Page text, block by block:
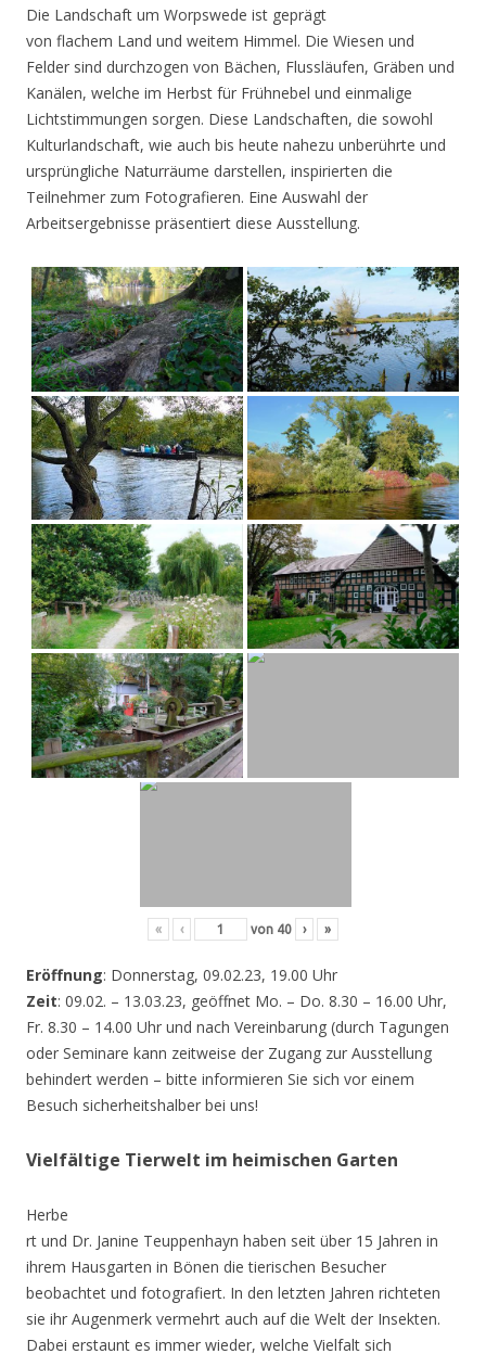
Die Landschaft um Worpswede ist geprägt
von flachem Land und weitem Himmel. Die Wiesen und
Felder sind durchzogen von Bächen, Flussläufen, Gräben und
Kanälen, welche im Herbst für Frühnebel und einmalige
Lichtstimmungen sorgen. Diese Landschaften, die sowohl
Kulturlandschaft, wie auch bis heute nahezu unberührte und
ursprüngliche Naturräume darstellen, inspirierten die
Teilnehmer zum Fotografieren. Eine Auswahl der
Arbeitsergebnisse präsentiert diese Ausstellung.
« ‹ von 40 › »
Eröffnung: Donnerstag, 09.02.23, 19.00 Uhr
Zeit: 09.02. – 13.03.23, geöffnet Mo. – Do. 8.30 – 16.00 Uhr,
Fr. 8.30 – 14.00 Uhr und nach Vereinbarung (durch Tagungen
oder Seminare kann zeitweise der Zugang zur Ausstellung
behindert werden – bitte informieren Sie sich vor einem
Besuch sicherheitshalber bei uns!
Vielfältige Tierwelt im heimischen Garten
Herbe
rt und Dr. Janine Teuppenhayn haben seit über 15 Jahren in
ihrem Hausgarten in Bönen die tierischen Besucher
beobachtet und fotografiert. In den letzten Jahren richteten
sie ihr Augenmerk vermehrt auch auf die Welt der Insekten.
Dabei erstaunt es immer wieder, welche Vielfalt sich